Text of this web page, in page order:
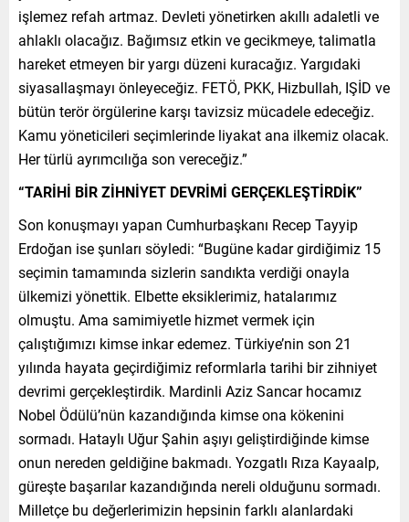
işlemez refah artmaz. Devleti yönetirken akıllı adaletli ve
ahlaklı olacağız. Bağımsız etkin ve gecikmeye, talimatla
hareket etmeyen bir yargı düzeni kuracağız. Yargıdaki
siyasallaşmayı önleyeceğiz. FETÖ, PKK, Hizbullah, IŞİD ve
bütün terör örgülerine karşı tavizsiz mücadele edeceğiz.
Kamu yöneticileri seçimlerinde liyakat ana ilkemiz olacak.
Her türlü ayrımcılığa son vereceğiz.”
“TARİHİ BİR ZİHNİYET DEVRİMİ GERÇEKLEŞTİRDİK”
Son konuşmayı yapan Cumhurbaşkanı Recep Tayyip
Erdoğan ise şunları söyledi: “Bugüne kadar girdiğimiz 15
seçimin tamamında sizlerin sandıkta verdiği onayla
ülkemizi yönettik. Elbette eksiklerimiz, hatalarımız
olmuştu. Ama samimiyetle hizmet vermek için
çalıştığımızı kimse inkar edemez. Türkiye’nin son 21
yılında hayata geçirdiğimiz reformlarla tarihi bir zihniyet
devrimi gerçekleştirdik. Mardinli Aziz Sancar hocamız
Nobel Ödülü’nün kazandığında kimse ona kökenini
sormadı. Hataylı Uğur Şahin aşıyı geliştirdiğinde kimse
onun nereden geldiğine bakmadı. Yozgatlı Rıza Kayaalp,
güreşte başarılar kazandığında nereli olduğunu sormadı.
Milletçe bu değerlerimizin hepsinin farklı alanlardaki